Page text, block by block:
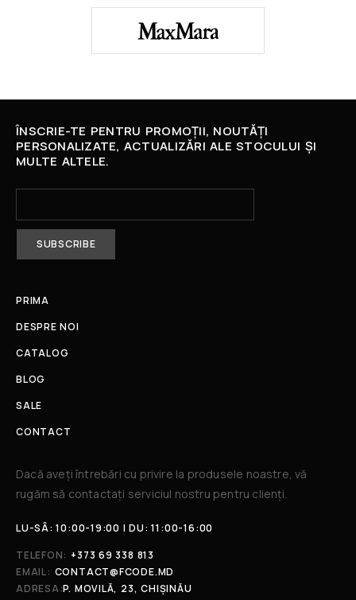
ÎNSCRIE-TE PENTRU PROMOȚII, NOUTĂȚI
PERSONALIZATE, ACTUALIZĂRI ALE STOCULUI ȘI
MULTE ALTELE.
PRIMA
DESPRE NOI
CATALOG
BLOG
SALE
CONTACT
Dacă aveți întrebări cu privire la produsele noastre, vă
rugăm să contactați serviciul nostru pentru clienți.​
LU-SÂ: 10:00-19:00 | DU: 11:00-16:00
TELEFON: +373 69 338 813
EMAIL: CONTACT@FCODE.MD
ADRESA:P. MOVILĂ, 23, CHIȘINĂU